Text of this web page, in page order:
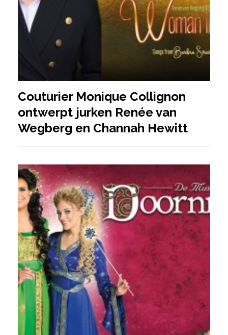
Couturier Monique Collignon
ontwerpt jurken Renée van
Wegberg en Channah Hewitt